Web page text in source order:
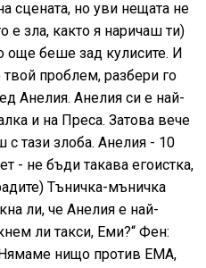
сцената, но уви нещата не
е зла, както я наричаш ти)
още беше зад кулисите. И
проблем, разбери го
Анелия. Анелия си е най-
и на Преса. Затова вече
тази злоба. Анелия - 10
- не бъди такава егоистка,
Тъничка-мъничка
ли, че Анелия е най-
ли такси, Еми?“ Фен:
нищо против ЕМА,